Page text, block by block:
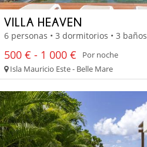
VILLA HEAVEN
6 personas • 3 dormitorios • 3 baños
500 € - 1 000 €
Por noche
Isla Mauricio Este - Belle Mare